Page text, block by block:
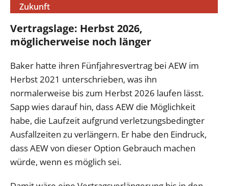
Zukunft
Vertragslage: Herbst 2026,
möglicherweise noch länger
Baker hatte ihren Fünfjahresvertrag bei AEW im
Herbst 2021 unterschrieben, was ihn
normalerweise bis zum Herbst 2026 laufen lässt.
Sapp wies darauf hin, dass AEW die Möglichkeit
habe, die Laufzeit aufgrund verletzungsbedingter
Ausfallzeiten zu verlängern. Er habe den Eindruck,
dass AEW von dieser Option Gebrauch machen
würde, wenn es möglich sei.